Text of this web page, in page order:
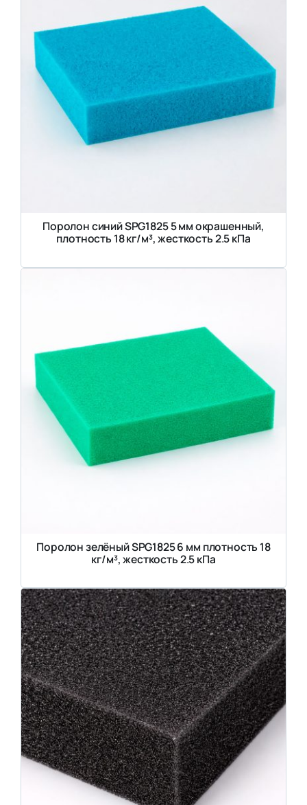
Поролон синий SPG1825 5 мм окрашенный,
плотность 18 кг/м³, жесткость 2.5 кПа
Поролон зелёный SPG1825 6 мм плотность 18
кг/м³, жесткость 2.5 кПа